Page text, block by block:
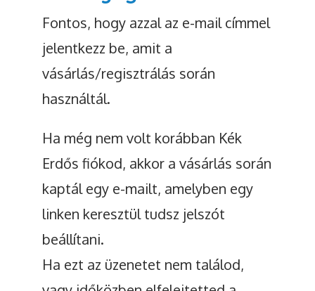
Fontos, hogy azzal az e-mail címmel
jelentkezz be, amit a
vásárlás/regisztrálás során
használtál.
Ha még nem volt korábban Kék
Erdős fiókod, akkor a vásárlás során
kaptál egy e-mailt, amelyben egy
linken keresztül tudsz jelszót
beállítani.
Ha ezt az üzenetet nem találod,